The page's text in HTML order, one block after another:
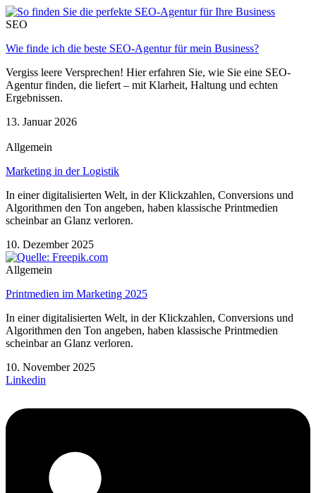
SEO
Wie finde ich die beste SEO-Agentur für mein Business?
Vergiss leere Versprechen! Hier erfahren Sie, wie Sie eine SEO-
Agentur finden, die liefert – mit Klarheit, Haltung und echten
Ergebnissen.
13. Januar 2026
Allgemein
Marketing in der Logistik
In einer digitalisierten Welt, in der Klickzahlen, Conversions und
Algorithmen den Ton angeben, haben klassische Printmedien
scheinbar an Glanz verloren.
10. Dezember 2025
Allgemein
Printmedien im Marketing 2025
In einer digitalisierten Welt, in der Klickzahlen, Conversions und
Algorithmen den Ton angeben, haben klassische Printmedien
scheinbar an Glanz verloren.
10. November 2025
Linkedin